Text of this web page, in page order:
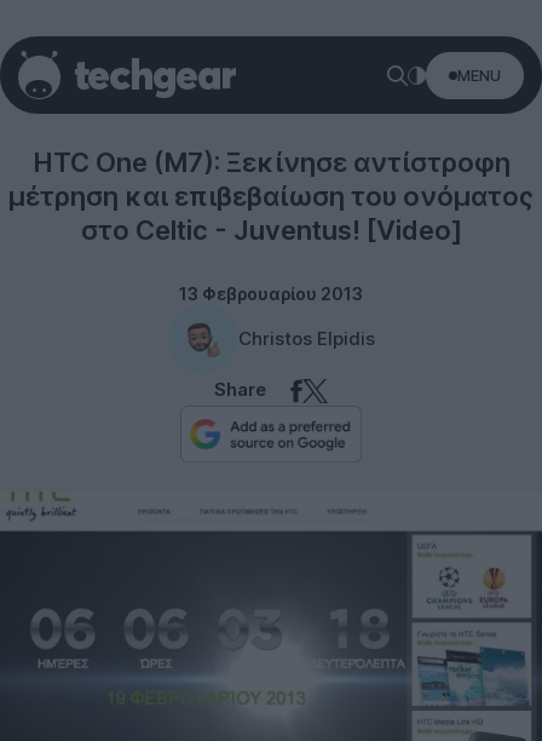
MENU
Smartphones
HTC One (M7): Ξεκίνησε αντίστροφη
μέτρηση και επιβεβαίωση του ονόματος
στο Celtic - Juventus! [Video]
13 Φεβρουαρίου 2013
Christos Elpidis
Share